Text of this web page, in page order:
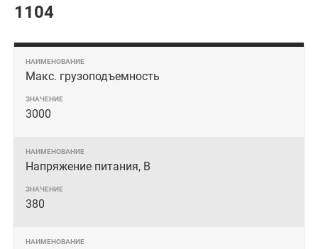
1104
Макс. грузоподъемность
3000
Напряжение питания, В
380